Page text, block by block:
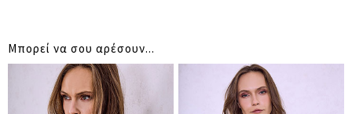
Μπορεί να σου αρέσουν...